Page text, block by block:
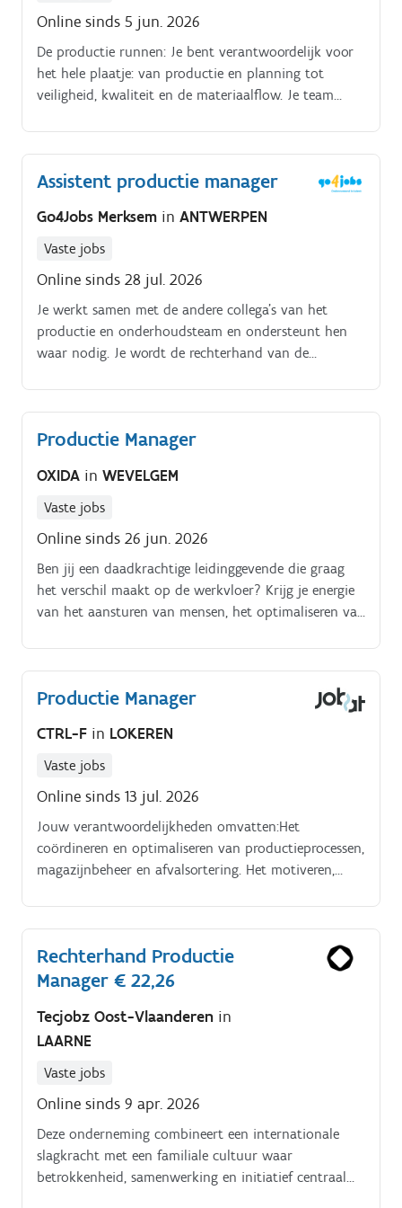
Online sinds 5 jun. 2026
De productie runnen: Je bent verantwoordelijk voor
het hele plaatje: van productie en planning tot
veiligheid, kwaliteit en de materiaalflow. Je team
(waaronder 2 supervisors).
Assistent productie manager
Go4Jobs Merksem in ANTWERPEN
Vaste jobs
Online sinds 28 jul. 2026
Je werkt samen met de andere collega's van het
productie en onderhoudsteam en ondersteunt hen
waar nodig. Je wordt de rechterhand van de
Productie Manager
OXIDA in WEVELGEM
Vaste jobs
Online sinds 26 jun. 2026
Ben jij een daadkrachtige leidinggevende die graag
het verschil maakt op de werkvloer? Krijg je energie
van het aansturen van mensen, het optimaliseren van
kwaliteitsverbeteringen?
Productie Manager
CTRL-F in LOKEREN
Vaste jobs
Online sinds 13 jul. 2026
Jouw verantwoordelijkheden omvatten:Het
coördineren en optimaliseren van productieprocessen,
magazijnbeheer en afvalsortering. Het motiveren,
Rechterhand Productie
Manager € 22,26
Tecjobz Oost-Vlaanderen in
LAARNE
Vaste jobs
Online sinds 9 apr. 2026
Deze onderneming combineert een internationale
slagkracht met een familiale cultuur waar
betrokkenheid, samenwerking en initiatief centraal